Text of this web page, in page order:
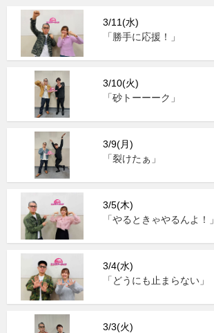
3/11(水)
「勝手に応援！」
3/10(火)
「砂トーーーク」
3/9(月)
「裂けたぁ」
3/5(木)
「やるときゃやるんよ！」
3/4(水)
「どうにも止まらない」
3/3(火)